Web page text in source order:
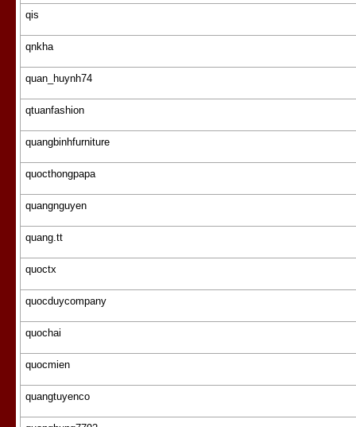
qis
qnkha
quan_huynh74
qtuanfashion
quangbinhfurniture
quocthongpapa
quangnguyen
quang.tt
quoctx
quocduycompany
quochai
quocmien
quangtuyenco